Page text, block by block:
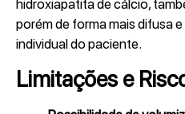
hidroxiapatita de cálcio,
porém de forma mais difusa
individual do paciente.
Limitações e